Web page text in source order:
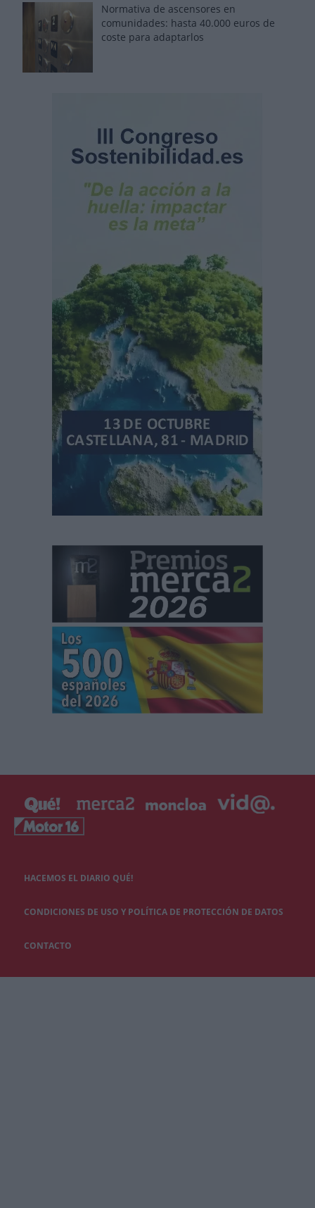
Normativa de ascensores en
comunidades: hasta 40.000 euros de
coste para adaptarlos
HACEMOS EL DIARIO QUÉ!
CONDICIONES DE USO Y POLÍTICA DE PROTECCIÓN DE DATOS
CONTACTO